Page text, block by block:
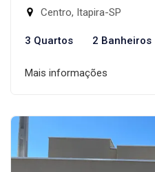
Centro, Itapira-SP
3 Quartos 2 Banheiros
Mais informações